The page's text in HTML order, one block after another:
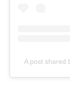
A post shared